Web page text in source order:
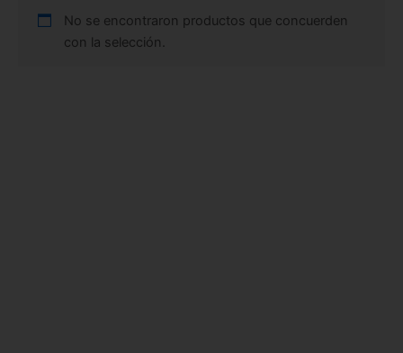
No se encontraron productos que concuerden
con la selección.